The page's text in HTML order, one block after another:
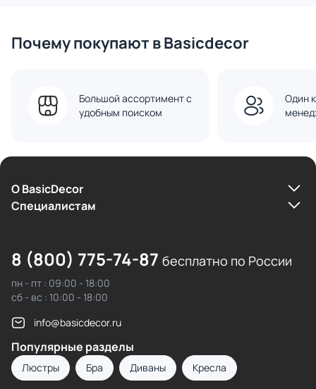
Почему покупают в Basicdecor
Большой ассортимент с
удобным поиском
Один
О BasicDecor
Cпециалистам
8 (800) 775-74-87 бесплатно по России
пн - пт : 09:00 - 18:00
сб - вс : 10:00 - 18:00
info@basicdecor.ru
Популярные разделы
Люстры Бра Диваны Кресла